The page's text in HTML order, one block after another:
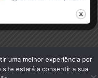
uma melhor experiência por
estará a consentir a sua